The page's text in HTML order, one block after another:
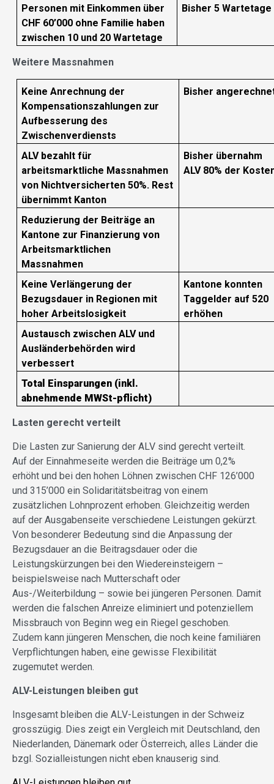
Personen mit Einkommen über
CHF 60’000 ohne Familie haben
zwischen 10 und 20 Wartetage
Bisher 5 Wartetage
Weitere Massnahmen
Keine Anrechnung der
Kompensationszahlungen zur
Aufbesserung des
Zwischenverdiensts
Bisher
ALV bezahlt für
arbeitsmarktliche Massnahmen
von Nichtversicherten 50%. Rest
übernimmt Kanton
Bisher übernahm
ALV 80% der
Reduzierung der Beiträge an
Kantone zur Finanzierung von
Arbeitsmarktlichen
Massnahmen
Keine Verlängerung der
Bezugsdauer in Regionen mit
hoher Arbeitslosigkeit
Kantone konnten
Taggelder auf 520
erhöhen
Austausch zwischen ALV und
Ausländerbehörden wird
verbessert
Total Einsparungen (inkl.
abnehmende MWSt-pflicht)
Lasten gerecht verteilt
Die Lasten zur Sanierung der ALV sind gerecht verteilt.
Auf der Einnahmeseite werden die Beiträge um 0,2%
erhöht und bei den hohen Löhnen zwischen CHF 126’000
und 315’000 ein Solidaritätsbeitrag von einem
zusätzlichen Lohnprozent erhoben. Gleichzeitig werden
auf der Ausgabenseite verschiedene Leistungen gekürzt.
Von besonderer Bedeutung sind die Anpassung der
Bezugsdauer an die Beitragsdauer oder die
Leistungskürzungen bei den Wiedereinsteigern –
beispielsweise nach Mutterschaft oder
Aus-/Weiterbildung – sowie bei jüngeren Personen. Damit
werden die falschen Anreize eliminiert und potenziellem
Missbrauch von Beginn weg ein Riegel geschoben.
Zudem kann jüngeren Menschen, die noch keine familiären
Verpflichtungen haben, eine gewisse Flexibilität
zugemutet werden.
ALV-Leistungen bleiben gut
Insgesamt bleiben die ALV-Leistungen in der Schweiz
grosszügig. Dies zeigt ein Vergleich mit Deutschland, den
Niederlanden, Dänemark oder Österreich, alles Länder die
bzgl. Sozialleistungen nicht eben knauserig sind.